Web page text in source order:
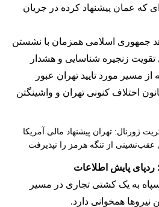
که عمان پیشنهاد کرده در جریان
جمهوری اسلامی همزمان با نشستن
زنجیره شناسایی و هشدار
مسیر مورد تایید تهران عبور
اختلاف کنونی تهران و واشینگتن
ژورنال: تهران پیشنهاد مالی آمریکا
عقب‌نشینی از تنگه هرمز را نپذیرفت
ردپای پایش اطلاعات
به یک کشتی تجاری در مسیر
نیروها همخوانی دارد.